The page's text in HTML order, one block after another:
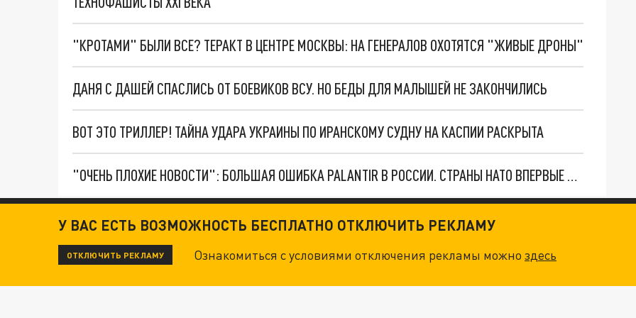
"КРОТАМИ" БЫЛИ ВСЕ? ТЕРАКТ В ЦЕНТРЕ МОСКВЫ: НА ГЕНЕРАЛОВ ОХОТЯТСЯ "ЖИВЫЕ ДРОНЫ"
ДАНЯ С ДАШЕЙ СПАСЛИСЬ ОТ БОЕВИКОВ ВСУ. НО БЕДЫ ДЛЯ МАЛЫШЕЙ НЕ ЗАКОНЧИЛИСЬ
ВОТ ЭТО ТРИЛЛЕР! ТАЙНА УДАРА УКРАИНЫ ПО ИРАНСКОМУ СУДНУ НА КАСПИИ РАСКРЫТА
"ОЧЕНЬ ПЛОХИЕ НОВОСТИ": БОЛЬШАЯ ОШИБКА PALANTIR В РОССИИ. СТРАНЫ НАТО ВПЕРВЫЕ ЗА СВО ОСТАНОВИЛИ ПОСТАВКИ ОРУЖИЯ. ВСУ ТЕРЯЮТ ПРИГРАНИЧЬЕ?
У ВАС ЕСТЬ ВОЗМОЖНОСТЬ БЕСПЛАТНО ОТКЛЮЧИТЬ РЕКЛАМУ
ОТКЛЮЧИТЬ РЕКЛАМУ Ознакомиться с условиями отключения рекламы можноздесь